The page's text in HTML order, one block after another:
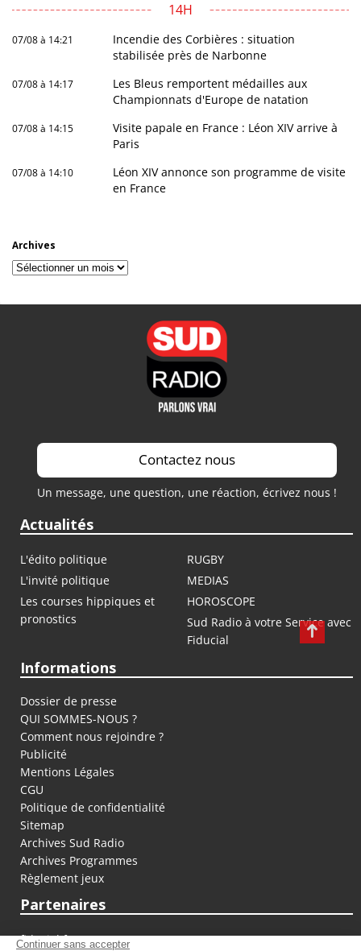
14H
07/08 à 14:21
Incendie des Corbières : situation
stabilisée près de Narbonne
07/08 à 14:17
Les Bleus remportent médailles aux
Championnats d'Europe de natation
07/08 à 14:15
Visite papale en France : Léon XIV arrive à
Paris
07/08 à 14:10
Léon XIV annonce son programme de visite
en France
Archives
Archives
Contactez nous
Un message, une question, une réaction, écrivez nous !
Actualités
L'édito politique
RUGBY
L'invité politique
MEDIAS
Les courses hippiques et
pronostics
HOROSCOPE
Sud Radio à votre Service avec
Fiducial
Informations
Dossier de presse
QUI SOMMES-NOUS ?
Comment nous rejoindre ?
Publicité
Mentions Légales
CGU
Politique de confidentialité
Sitemap
Archives Sud Radio
Archives Programmes
Règlement jeux
Partenaires
fiducial.fr